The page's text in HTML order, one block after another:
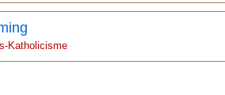
Katholicisme